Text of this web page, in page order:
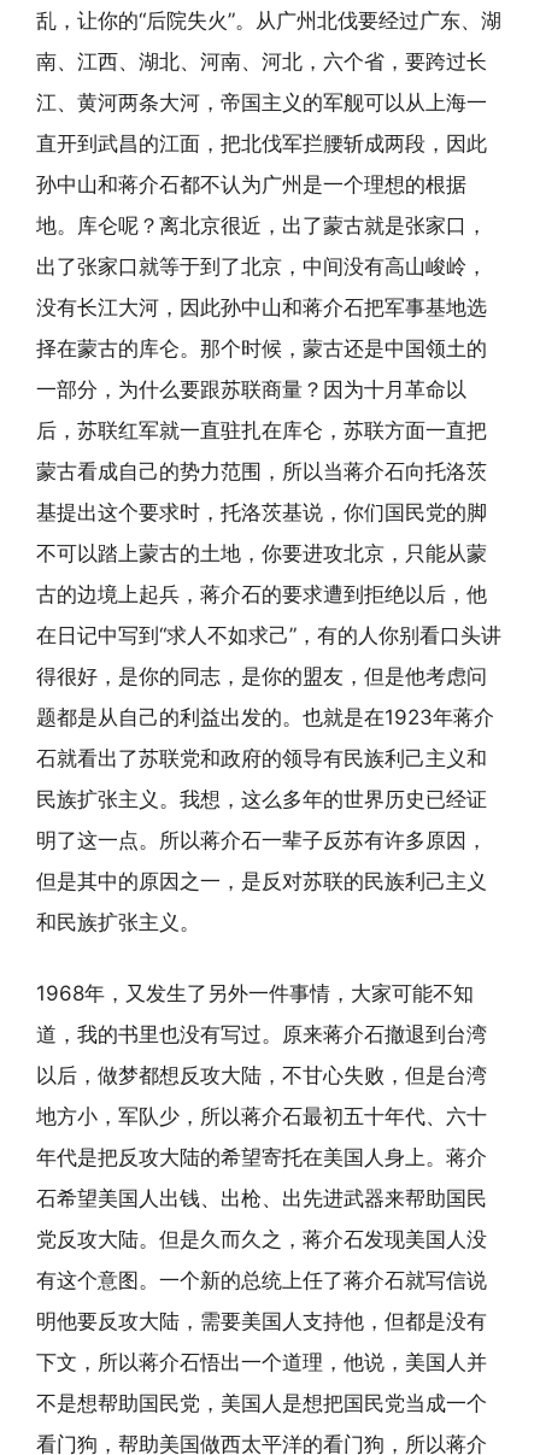
乱，让你的“后院失火”。从广州北伐要经过广东、湖
南、江西、湖北、河南、河北，六个省，要跨过长
江、黄河两条大河，帝国主义的军舰可以从上海一
直开到武昌的江面，把北伐军拦腰斩成两段，因此
孙中山和蒋介石都不认为广州是一个理想的根据
地。库仑呢？离北京很近，出了蒙古就是张家口，
出了张家口就等于到了北京，中间没有高山峻岭，
没有长江大河，因此孙中山和蒋介石把军事基地选
择在蒙古的库仑。那个时候，蒙古还是中国领土的
一部分，为什么要跟苏联商量？因为十月革命以
后，苏联红军就一直驻扎在库仑，苏联方面一直把
蒙古看成自己的势力范围，所以当蒋介石向托洛茨
基提出这个要求时，托洛茨基说，你们国民党的脚
不可以踏上蒙古的土地，你要进攻北京，只能从蒙
古的边境上起兵，蒋介石的要求遭到拒绝以后，他
在日记中写到“求人不如求己”，有的人你别看口头讲
得很好，是你的同志，是你的盟友，但是他考虑问
题都是从自己的利益出发的。也就是在1923年蒋介
石就看出了苏联党和政府的领导有民族利己主义和
民族扩张主义。我想，这么多年的世界历史已经证
明了这一点。所以蒋介石一辈子反苏有许多原因，
但是其中的原因之一，是反对苏联的民族利己主义
和民族扩张主义。
1968年，又发生了另外一件事情，大家可能不知
道，我的书里也没有写过。原来蒋介石撤退到台湾
以后，做梦都想反攻大陆，不甘心失败，但是台湾
地方小，军队少，所以蒋介石最初五十年代、六十
年代是把反攻大陆的希望寄托在美国人身上。蒋介
石希望美国人出钱、出枪、出先进武器来帮助国民
党反攻大陆。但是久而久之，蒋介石发现美国人没
有这个意图。一个新的总统上任了蒋介石就写信说
明他要反攻大陆，需要美国人支持他，但都是没有
下文，所以蒋介石悟出一个道理，他说，美国人并
不是想帮助国民党，美国人是想把国民党当成一个
看门狗，帮助美国做西太平洋的看门狗，所以蒋介